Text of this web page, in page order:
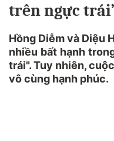
trên ngực
Hồng Diễm và Diệu
nhiều bất hạnh
trái". Tuy nhiên,
vô cùng hạnh phúc.